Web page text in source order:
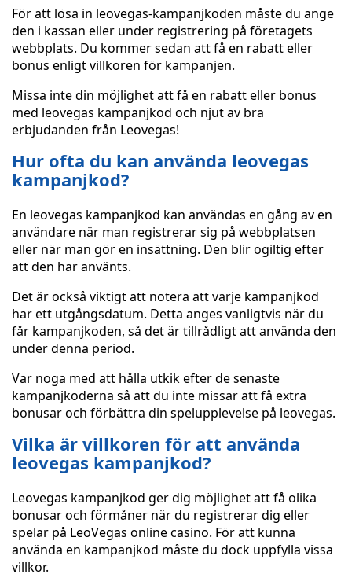
För att lösa in leovegas-kampanjkoden måste du ange
den i kassan eller under registrering på företagets
webbplats. Du kommer sedan att få en rabatt eller
bonus enligt villkoren för kampanjen.
Missa inte din möjlighet att få en rabatt eller bonus
med leovegas kampanjkod och njut av bra
erbjudanden från Leovegas!
Hur ofta du kan använda leovegas
kampanjkod?
En leovegas kampanjkod kan användas en gång av en
användare när man registrerar sig på webbplatsen
eller när man gör en insättning. Den blir ogiltig efter
att den har använts.
Det är också viktigt att notera att varje kampanjkod
har ett utgångsdatum. Detta anges vanligtvis när du
får kampanjkoden, så det är tillrådligt att använda den
under denna period.
Var noga med att hålla utkik efter de senaste
kampanjkoderna så att du inte missar att få extra
bonusar och förbättra din spelupplevelse på leovegas.
Vilka är villkoren för att använda
leovegas kampanjkod?
Leovegas kampanjkod ger dig möjlighet att få olika
bonusar och förmåner när du registrerar dig eller
spelar på LeoVegas online casino. För att kunna
använda en kampanjkod måste du dock uppfylla vissa
villkor.